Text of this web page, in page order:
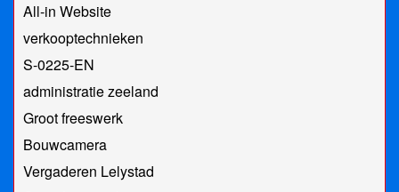
All-in Website
verkooptechnieken
S-0225-EN
administratie zeeland
Groot freeswerk
Bouwcamera
Vergaderen Lelystad